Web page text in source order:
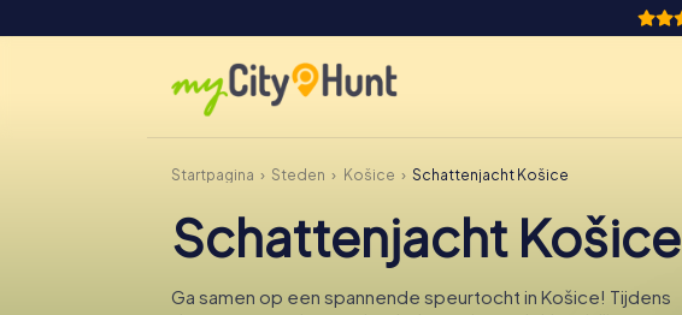
Startpagina Steden Košice Schattenjacht Košice
Schattenjacht Košice
Ga samen op een spannende speurtocht in Košice! Tijdens